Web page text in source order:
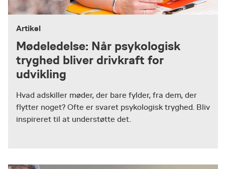
Artikel
Mødeledelse: Når psykologisk
tryghed bliver drivkraft for
udvikling
Hvad adskiller møder, der bare fylder, fra dem, der
flytter noget? Ofte er svaret psykologisk tryghed. Bliv
inspireret til at understøtte det.